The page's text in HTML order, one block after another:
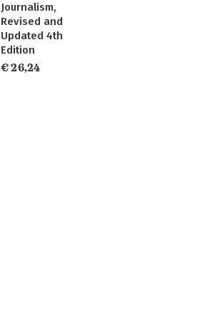
Journalism,
Revised and
Updated 4th
Edition
€ 26,24